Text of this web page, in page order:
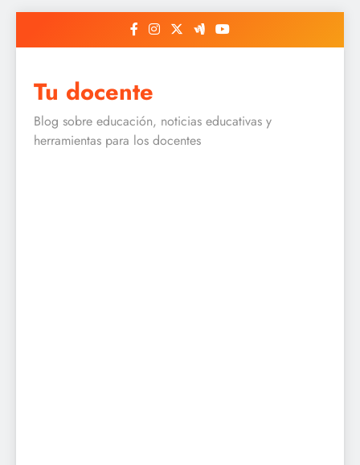
Tu docente
Blog sobre educación, noticias educativas y
herramientas para los docentes